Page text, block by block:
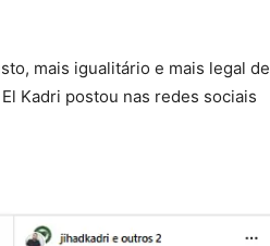
mais igualitário e mais legal de
Kadri postou nas redes sociais